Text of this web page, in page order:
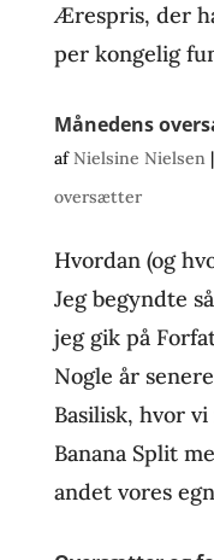
Ærespris, der
per kongelig
Månedens
afNielsine Nielsen|
oversætter
Hvordan (og
Jeg begyndte
jeg gik på
Nogle år
Basilisk, hvor
Banana Split
andet vores